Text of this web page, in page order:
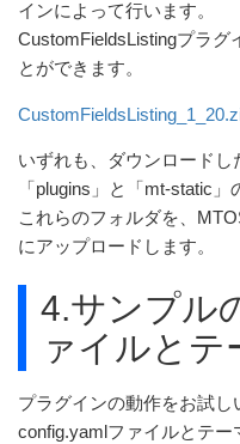
インによって行います。
CustomFieldsListingプラグ
とができます。
いずれも、ダウンロードし
「plugins」と「mt-static」
これらのフォルダを、
にアップロードします。
4.サンプル
ァイルとテ
プラグインの動作をお試
config.yamlファイルとテー